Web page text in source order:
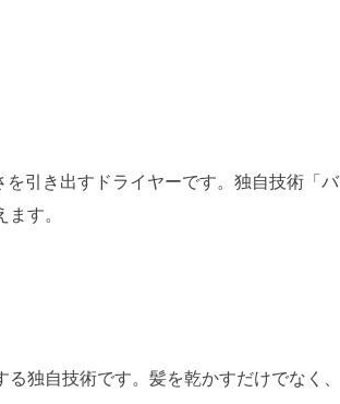
引き出すドライヤーです。独自技術「バ
す。
独自技術です。髪を乾かすだけでなく、